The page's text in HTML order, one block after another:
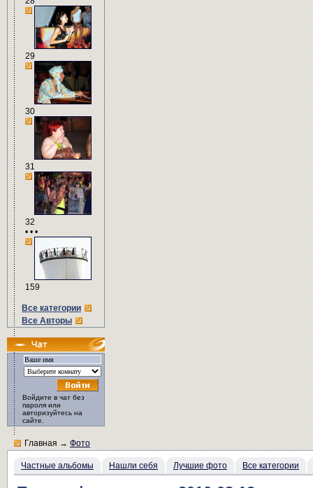
29
30
31
32
• • •
159
Все категории
Все Авторы
Войдите в чат без
пароля или
авторизуйтесь на
сайте.
Главная→Фото
Частные альбомы Нашли себя Лучшие фото Все категории